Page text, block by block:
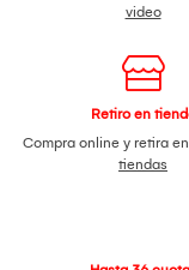
video
Retiro en
Compra online y retira
tiendas